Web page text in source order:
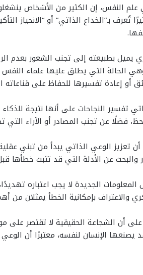
النفس، إن الكثير من الأشخاص
تُعرف بـ”الخداع الذاتي” أو “الانحياز
يميل بطبيعته إلى تجنب الشعور بعدم
الحالة التي يطلق عليها علماء النفس
أو إعادة تفسيرها للحفاظ على قناعاته
تفسير النجاحات على أنها نتيجة للذكاء
فضلًا عن تجنب المصادر أو الآراء التي
تعزيز الوعي الذاتي يبدأ من تبني
والبحث عن الأدلة التي قد تثبت خطأها
الجديدة لا يجب اعتباره
والاعتراف بإمكانية الخطأ يمثلان من
على أن الشجاعة الحقيقية لا تقتصر على
يصنعها الإنسان لنفسه، معتبرًا أن